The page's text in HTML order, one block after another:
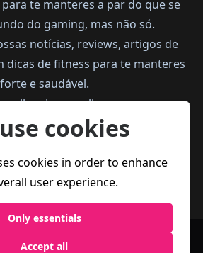
te manteres a par do que se
do gaming, mas não só.
notícias, reviews, artigos de
dicas de fitness para te manteres
forte e saudável.
melhor, joga melhor.
Política de
cookies
cookies in order to enhance
user experience.
Only essentials
Accept all